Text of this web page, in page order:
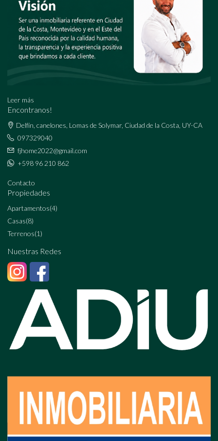
Leer más
Encontranos!
Delfín, canelones, Lomas de Solymar, Ciudad de la Costa, UY-CA
097329040
fjhome2022@gmail.com
+598 96 210 862
Contacto
Propiedades
Apartamentos(4)
Casas(8)
Terrenos(1)
Nuestras Redes